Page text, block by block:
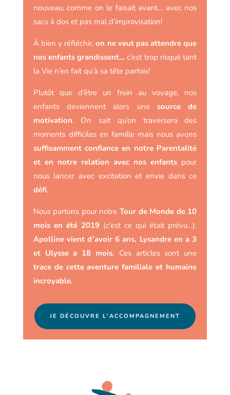
nouveau, comme on le faisait avant… avec nos
sacs à dos et pas mal d’improvisation!
À bien y réfléchir,on ne veut pas attendre que
nos enfants grandissent… c’est trop risqué tant
la Vie n’en fait qu’à sa tête parfois!
Plutôt que d’être un frein au voyage, nos
enfants deviennent alors une source de
motivation. On sait qu’on traversera des
moments difficiles en famille mais nous avons
suffisamment confiance en notre Parentalité
et en notre relation avec nos enfants pour
nous lancer avec excitation et envie dans ce
défi.
Nous partons pour notre Tour de Monde de 10
mois en été 2019 (c’est ce qui était prévu…).
Apolline vient d’avoir 6 ans, Lysandre en a 3
et Ulysse a 18 mois. Ces articles sont une
trace de cette aventure familiale et humaine
incroyable.
JE DÉCOUVRE L'ACCOMPAGNEMENT